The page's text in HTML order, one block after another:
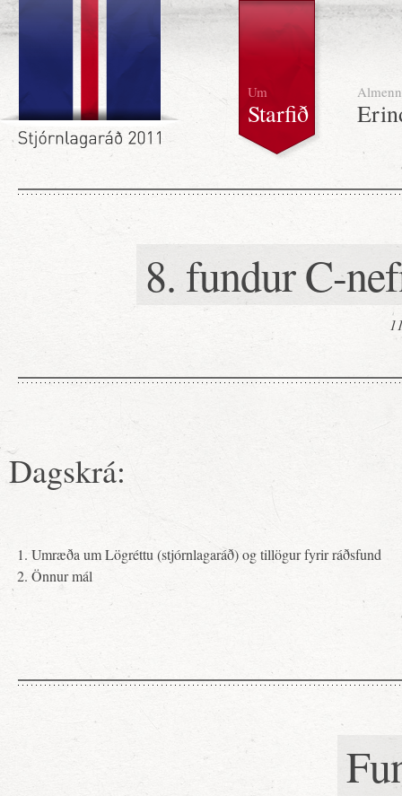
Um
Starfið
Almenn
8. fundur C-
Dagskrá:
Umræða um Lögréttu (stjórnlagaráð) og tillögur fyrir ráðsfund
Önnur mál